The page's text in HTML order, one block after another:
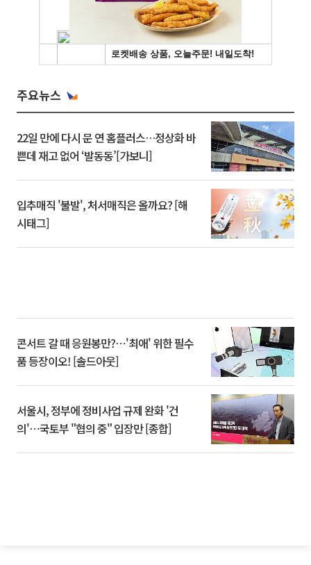
주요뉴스
22일 만에 다시 문 연 홈플러스…정상화 바
쁜데 재고 없어 ‘발동동’[가보니]
입추매직 '불발', 처서매직은 올까요? [해
시태그]
콘서트 갈 때 응원봉만?⋯'최애' 위한 필수
품 등장이오! [솔드아웃]
서울시, 정부에 정비사업 규제 완화 '건
의'⋯국토부 "협의 중" 입장만 [종합]